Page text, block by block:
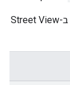
אפשרויות לעיבוד של אמצעי הבקרה של אטב-איש ב-Street View